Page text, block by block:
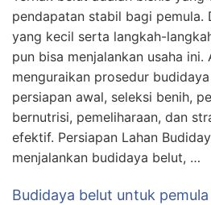
pendapatan stabil bagi pemula.
yang kecil serta langkah-
pun bisa menjalankan usaha
menguraikan prosedur
persiapan awal, seleksi benih,
bernutrisi, pemeliharaan, dan
efektif. Persiapan Lahan
menjalankan budidaya belut, …
Budidaya belut untuk